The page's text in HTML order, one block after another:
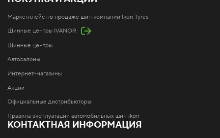
Маркетплейс по продаже шин компании Ikon Tyres
Шинные центры IVANOR
Шинные центры
Автосалоны
Интернет-магазины
Акции
Официальные дистрибьюторы
Правила эксплуатации автомобильных шин Ikon
КОНТАКТНАЯ ИНФОРМАЦИЯ